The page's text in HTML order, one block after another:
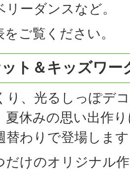
ーダンスなど。
ご覧ください。
ト＆キッズワー
り、光るしっぽデ
夏休みの思い出作
替わりで登場しま
だけのオリジナル